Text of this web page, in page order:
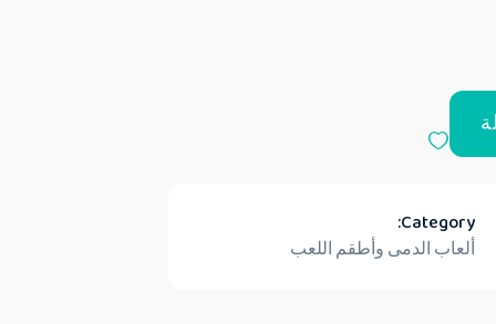
Category:
ألعاب الدمى وأطقم اللعب